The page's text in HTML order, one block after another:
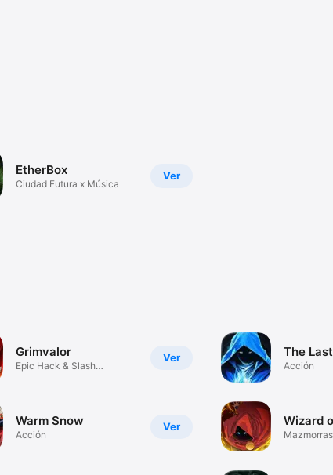
Ver
EtherBox
Ciudad Futura x Música
Ver
Grimvalor
Epic Hack & Slash
Ver
Warm Snow
Acción
The
Acción
Wizard